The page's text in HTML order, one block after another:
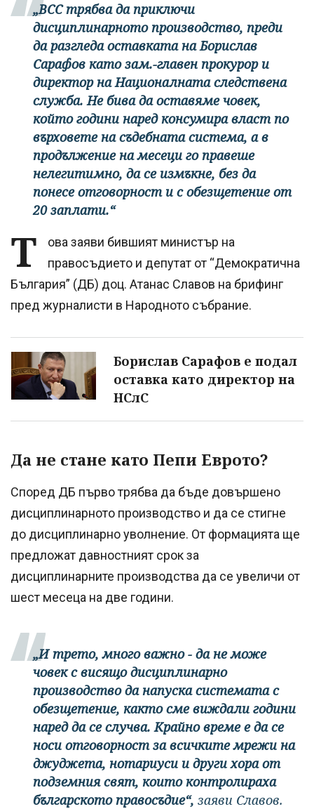
„ВСС трябва да приключи
дисциплинарното производство, преди
да разгледа оставката на Борислав
Сарафов като зам.-главен прокурор и
директор на Националната следствена
служба. Не бива да оставяме човек,
който години наред консумира власт по
върховете на съдебната система, а в
продължение на месеци го правеше
нелегитимно, да се измъкне, без да
понесе отговорност и с обезщетение от
20 заплати.“
Т
ова заяви бившият министър на
правосъдието и депутат от “Демократична
България” (ДБ) доц. Атанас Славов на брифинг
пред журналисти в Народното събрание.
Борислав Сарафов е подал
оставка като директор на
НСлС
Да не стане като Пепи Еврото?
Според ДБ първо трябва да бъде довършено
дисциплинарното производство и да се стигне
до дисциплинарно уволнение. От формацията ще
предложат давностният срок за
дисциплинарните производства да се увеличи от
шест месеца на две години.
„И трето, много важно - да не може
човек с висящо дисциплинарно
производство да напуска системата с
обезщетение, както сме виждали години
наред да се случва. Крайно време е да се
носи отговорност за всичките мрежи на
джуджета, нотариуси и други хора от
подземния свят, които контролираха
българското правосъдие“, заяви Славов.